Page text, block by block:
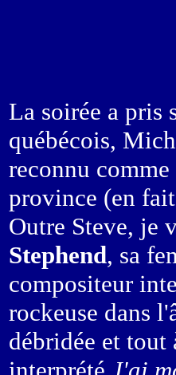
La soirée a pris
québécois,
reconnu
province (en
Outre Steve, je
Stephend, sa
compositeur
rockeuse dans
débridée et